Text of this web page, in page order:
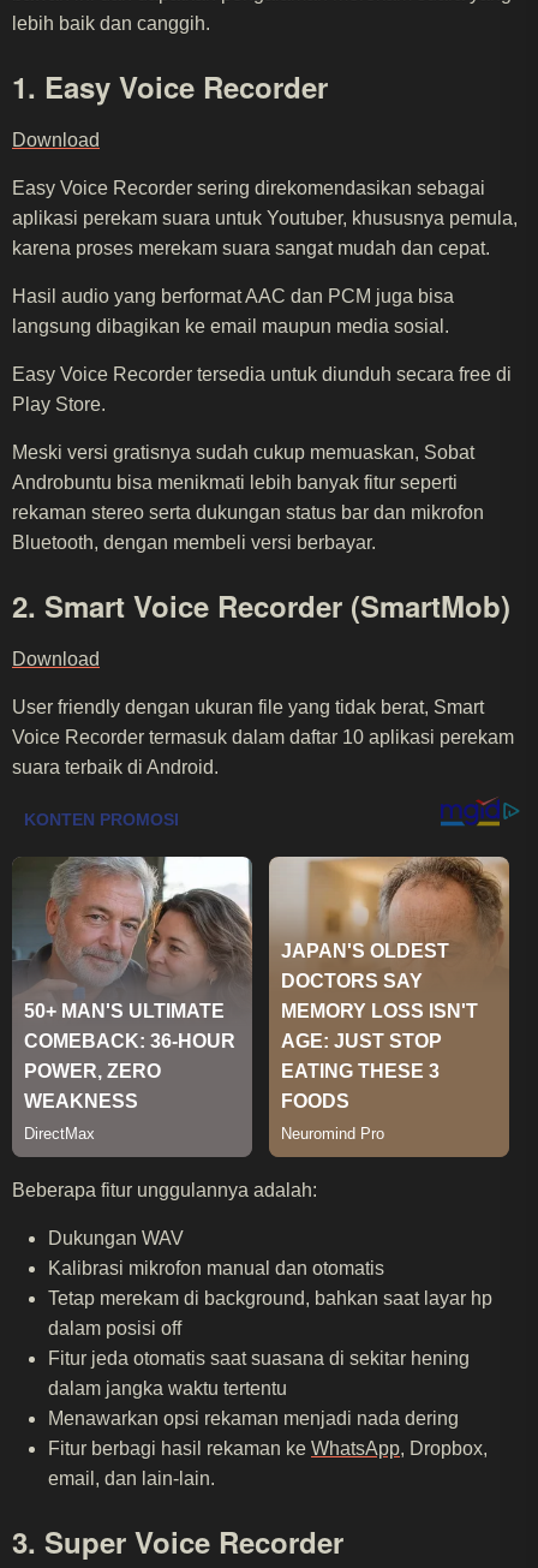
lebih baik dan canggih.
1. Easy Voice Recorder
Download
Easy Voice Recorder sering direkomendasikan sebagai
aplikasi perekam suara untuk Youtuber, khususnya pemula,
karena proses merekam suara sangat mudah dan cepat.
Hasil audio yang berformat AAC dan PCM juga bisa
langsung dibagikan ke email maupun media sosial.
Easy Voice Recorder tersedia untuk diunduh secara free di
Play Store.
Meski versi gratisnya sudah cukup memuaskan, Sobat
Androbuntu bisa menikmati lebih banyak fitur seperti
rekaman stereo serta dukungan status bar dan mikrofon
Bluetooth, dengan membeli versi berbayar.
2. Smart Voice Recorder (SmartMob)
Download
User friendly dengan ukuran file yang tidak berat, Smart
Voice Recorder termasuk dalam daftar 10 aplikasi perekam
suara terbaik di Android.
Beberapa fitur unggulannya adalah:
Dukungan WAV
Kalibrasi mikrofon manual dan otomatis
Tetap merekam di background, bahkan saat layar hp
dalam posisi off
Fitur jeda otomatis saat suasana di sekitar hening
dalam jangka waktu tertentu
Menawarkan opsi rekaman menjadi nada dering
Fitur berbagi hasil rekaman ke WhatsApp, Dropbox,
email, dan lain-lain.
3. Super Voice Recorder